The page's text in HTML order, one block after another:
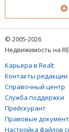
© 2005-2026
Недвижимость на
Карьера в Realt
Контакты редакции
Справочный центр
Служба поддержки
Прейскурант
Правовые
Настройка файлов